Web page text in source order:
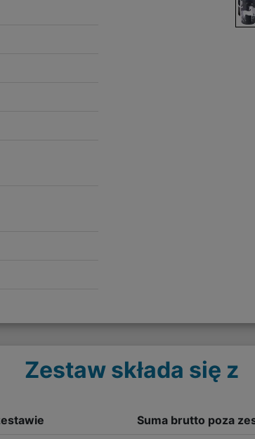
Zestaw składa się z
Suma brutto poza